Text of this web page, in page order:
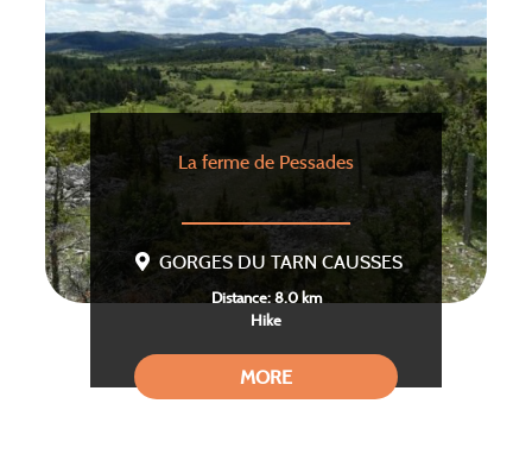
La ferme de Pessades
GORGES DU TARN CAUSSES
Distance: 8.0 km
Hike
MORE